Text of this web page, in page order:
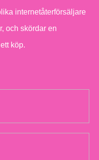
internetåterförsäljare
och skördar en
köp.